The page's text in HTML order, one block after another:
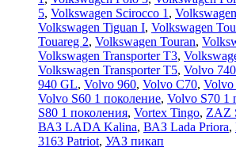
5, Volkswagen Scirocco 1 ,
Volkswagen Tiguan I, Volkswagen
Touareg 2, Volkswagen Touran,
Volkswagen Transporter T3,
Volkswagen Transporter T5, Volvo 740
940 GL, Volvo 960, Volvo C70, Volvo
Volvo S60 1 поколение, Volvo S70 1
S80 1 поколения, Vortex Tingo, ZAZ
ВАЗ LADA Kalina, ВАЗ Lada Priora,
3163 Patriot, УАЗ пикап